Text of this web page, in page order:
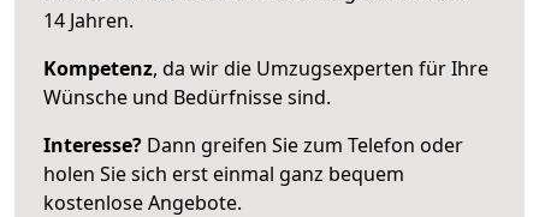
14 Jahren.
Kompetenz, da wir die Umzugsexperten für Ihre
Wünsche und Bedürfnisse sind.
Interesse? Dann greifen Sie zum Telefon oder
holen Sie sich erst einmal ganz bequem
kostenlose Angebote.